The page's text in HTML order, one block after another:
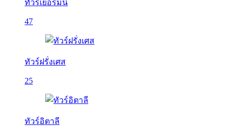
ทัวร์เยอรมนี
47
ทัวร์ฝรั่งเศส
25
ทัวร์อิตาลี